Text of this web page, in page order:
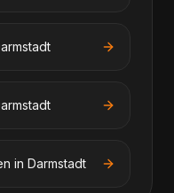
in Darmstadt